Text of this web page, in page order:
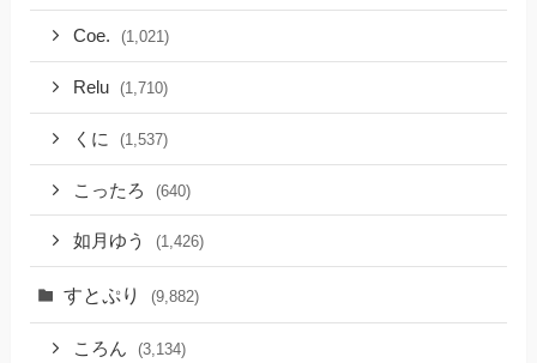
Coe. (1,021)
Relu (1,710)
くに (1,537)
こったろ (640)
如月ゆう (1,426)
すとぷり (9,882)
ころん (3,134)